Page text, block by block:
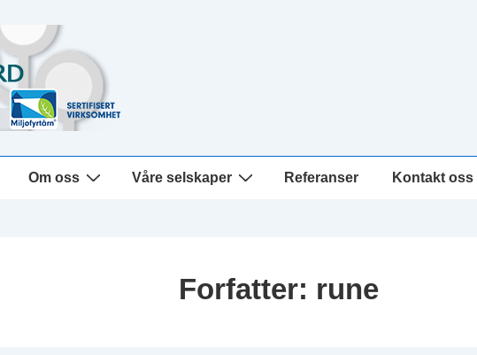
Om oss Våre selskaper Referanser Kontakt oss
Forfatter: rune